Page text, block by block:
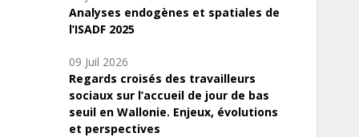
Analyses endogènes et spatiales de
l’ISADF 2025
09 Juil 2026
Regards croisés des travailleurs
sociaux sur l’accueil de jour de bas
seuil en Wallonie. Enjeux, évolutions
et perspectives